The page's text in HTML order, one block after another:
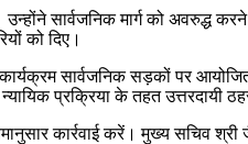
सार्वजनिक मार्ग को अवरुद्ध
को दिए।
सार्वजनिक सड़कों पर
प्रक्रिया के तहत उत्तरदायी
कार्रवाई करें। मुख्य सचिव श्री